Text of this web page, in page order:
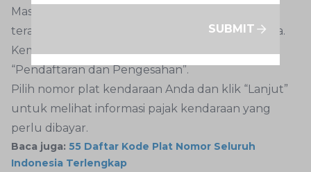
Masukkan nomor plat kendaraan dan lima digit
terakhir nomor rangka pada kolom yang tersedia.
Kembali ke halaman utama, lalu pilih menu
“Pendaftaran dan Pengesahan”.
Pilih nomor plat kendaraan Anda dan klik “Lanjut”
untuk melihat informasi pajak kendaraan yang
perlu dibayar.
Baca juga: 55 Daftar Kode Plat Nomor Seluruh
Indonesia Terlengkap
SUBMIT